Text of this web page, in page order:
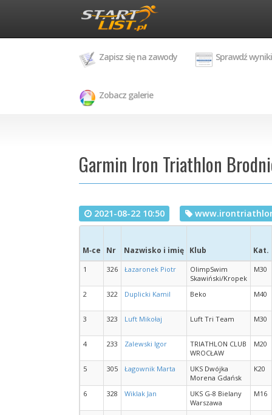
Zapisz się na zawody Sprawdź wyniki
Zobacz galerie
Garmin Iron Triathlon
2021-08-22 10:50
M‑ce Nr Nazwisko i imię Klub Kat.
1 326 Łazaronek Piotr
OlimpSwim
Skawiński/Kropek
M30
2 322 Duplicki Kamil Beko M40
3 323 Luft Mikołaj Luft Tri Team M30
4 233 Zalewski Igor
TRIATHLON CLUB
WROCŁAW
M20
5 305 Łagownik Marta
UKS Dwójka
Morena Gdańsk
K20
6 328 Wiklak Jan
UKS G-8 Bielany
Warszawa
M16